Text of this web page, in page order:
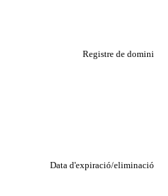
Registre de domini
Data d'expiració/eliminació